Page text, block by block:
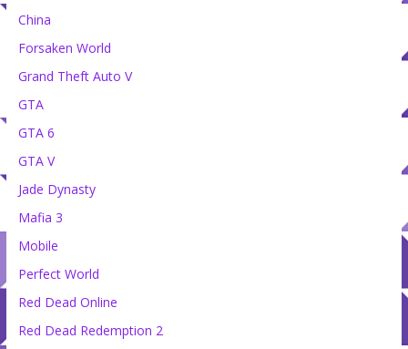
China
Forsaken World
Grand Theft Auto V
GTA
GTA 6
GTA V
Jade Dynasty
Mafia 3
Mobile
Perfect World
Red Dead Online
Red Dead Redemption 2